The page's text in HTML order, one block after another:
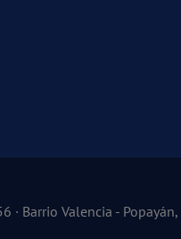
Barrio Valencia - Popayán,